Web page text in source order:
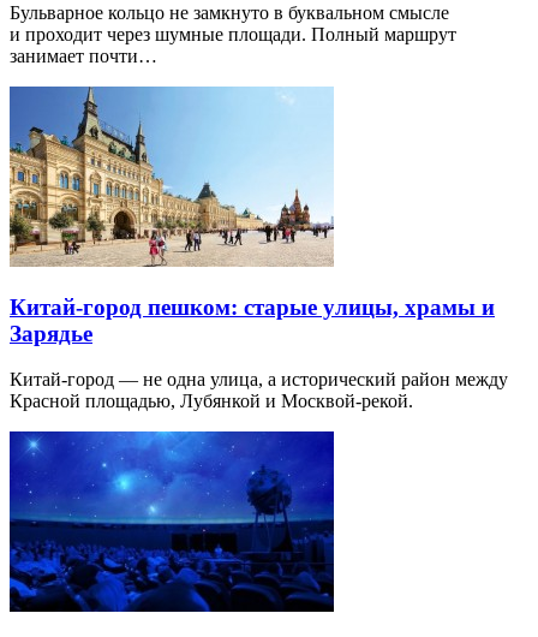
Бульварное кольцо не замкнуто в буквальном смысле
и проходит через шумные площади. Полный маршрут
занимает почти…
Китай-город пешком: старые улицы, храмы и
Зарядье
Китай-город — не одна улица, а исторический район между
Красной площадью, Лубянкой и Москвой-рекой.